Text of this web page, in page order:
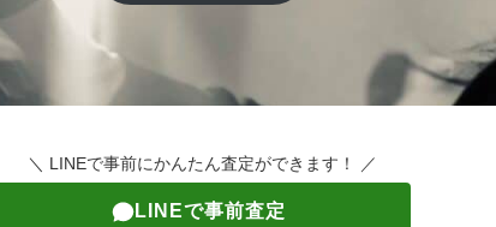
＼ LINEで事前にかんたん査定ができます！ ／
LINEで事前査定